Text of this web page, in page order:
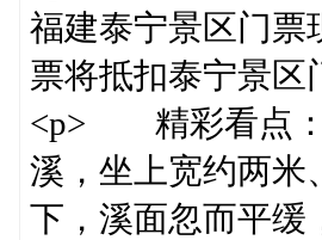
福建泰宁景区门票
票将抵扣泰宁景区
<p> 精彩看点：
溪，坐上宽约两米
下，溪面忽而平缓